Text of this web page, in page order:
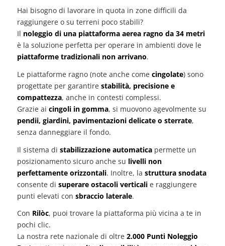
Hai bisogno di lavorare in quota in zone difficili da
raggiungere o su terreni poco stabili?
Il noleggio di una piattaforma aerea ragno da 34 metri
è la soluzione perfetta per operare in ambienti dove le
piattaforme tradizionali non arrivano.
Le piattaforme ragno (note anche come cingolate) sono
progettate per garantire stabilità, precisione e
compattezza, anche in contesti complessi.
Grazie ai cingoli in gomma, si muovono agevolmente su
pendii, giardini, pavimentazioni delicate o sterrate,
senza danneggiare il fondo.
Il sistema di stabilizzazione automaticapermette un
posizionamento sicuro anche su livelli non
perfettamente orizzontali. Inoltre, la struttura snodata
consente di superare ostacoli verticalie raggiungere
punti elevati con sbraccio laterale.
Con Rilòc, puoi trovare la piattaforma più vicina a te in
pochi clic.
La nostra rete nazionale di oltre 2.000 Punti Noleggio